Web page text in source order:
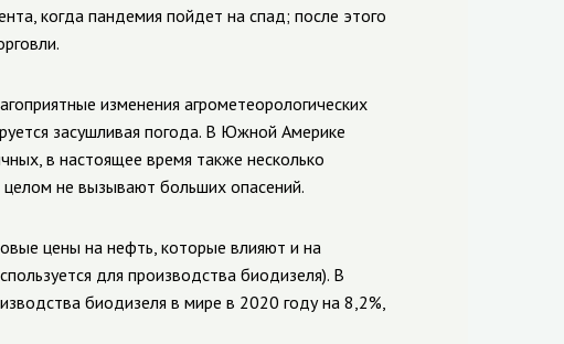
когда пандемия пойдет на спад; после этого
изменения агрометеорологических
засушливая погода. В Южной Америке
в настоящее время также несколько
не вызывают больших опасений.
цены на нефть, которые влияют и на
для производства биодизеля). В
биодизеля в мире в 2020 году на 8,2%,